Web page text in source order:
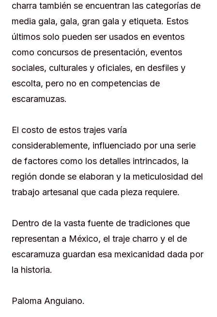
charra también se encuentran las categorías de
media gala, gala, gran gala y etiqueta. Estos
últimos solo pueden ser usados en eventos
como concursos de presentación, eventos
sociales, culturales y oficiales, en desfiles y
escolta, pero no en competencias de
escaramuzas.
El costo de estos trajes varía
considerablemente, influenciado por una serie
de factores como los detalles intrincados, la
región donde se elaboran y la meticulosidad del
trabajo artesanal que cada pieza requiere.
Dentro de la vasta fuente de tradiciones que
representan a México, el traje charro y el de
escaramuza guardan esa mexicanidad dada por
la historia.
Paloma Anguiano.